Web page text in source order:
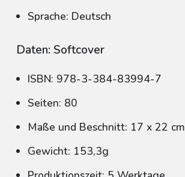
Sprache: Deutsch
Daten: Softcover
ISBN: 978-3-384-83994-7
Seiten: 80
Maße und Beschnitt: 17 x 22 cm
Gewicht: 153,3g